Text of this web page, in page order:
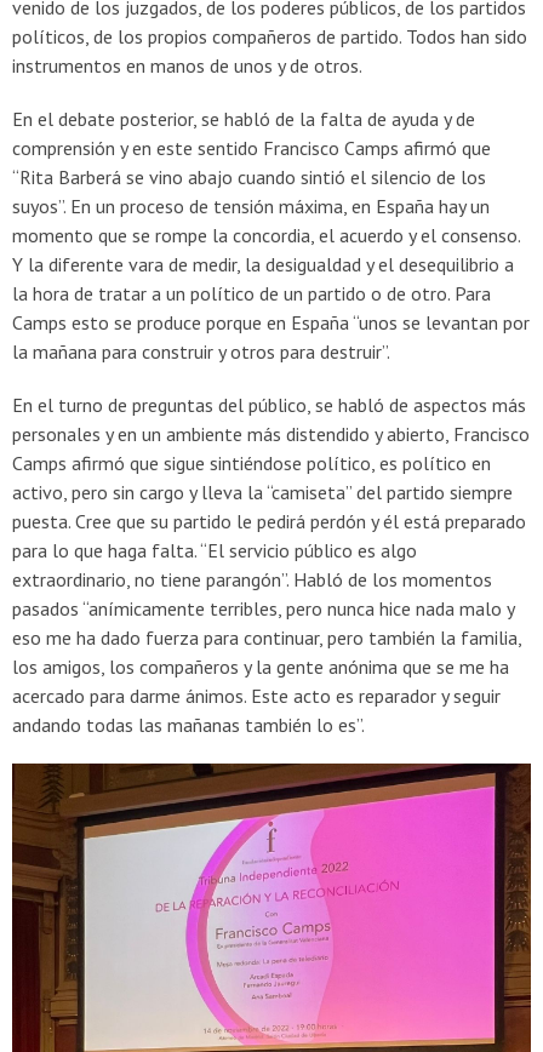
venido de los juzgados, de los poderes públicos, de los partidos
políticos, de los propios compañeros de partido. Todos han sido
instrumentos en manos de unos y de otros.
En el debate posterior, se habló de la falta de ayuda y de
comprensión y en este sentido Francisco Camps afirmó que
“Rita Barberá se vino abajo cuando sintió el silencio de los
suyos”. En un proceso de tensión máxima, en España hay un
momento que se rompe la concordia, el acuerdo y el consenso.
Y la diferente vara de medir, la desigualdad y el desequilibrio a
la hora de tratar a un político de un partido o de otro. Para
Camps esto se produce porque en España “unos se levantan por
la mañana para construir y otros para destruir”.
En el turno de preguntas del público, se habló de aspectos más
personales y en un ambiente más distendido y abierto, Francisco
Camps afirmó que sigue sintiéndose político, es político en
activo, pero sin cargo y lleva la “camiseta” del partido siempre
puesta. Cree que su partido le pedirá perdón y él está preparado
para lo que haga falta. “El servicio público es algo
extraordinario, no tiene parangón”. Habló de los momentos
pasados “anímicamente terribles, pero nunca hice nada malo y
eso me ha dado fuerza para continuar, pero también la familia,
los amigos, los compañeros y la gente anónima que se me ha
acercado para darme ánimos. Este acto es reparador y seguir
andando todas las mañanas también lo es”.